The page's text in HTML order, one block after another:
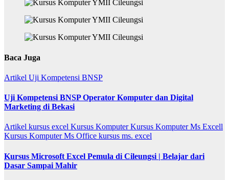
Baca Juga
Artikel Uji Kompetensi BNSP
Uji Kompetensi BNSP Operator Komputer dan Digital
Marketing di Bekasi
Artikel kursus excel Kursus KomputerKursus Komputer Ms Excell
Kursus Komputer Ms Office kursus ms. excel
Kursus Microsoft Excel Pemula di Cileungsi | Belajar dari
Dasar Sampai Mahir